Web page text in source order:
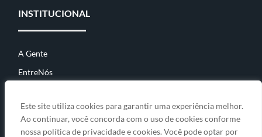
Este site utiliza cookies para garantir uma experiência melhor.
Ao continuar, você concorda com o uso de cookies conforme
nossa política de privacidade e cookies. Você pode optar por
INSTITUCIONAL
A Gente
EntreNós